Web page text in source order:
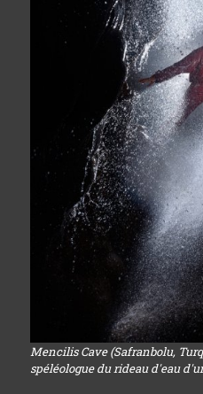
Mencilis Cave (Safranbolu,
spéléologue du rideau d'eau